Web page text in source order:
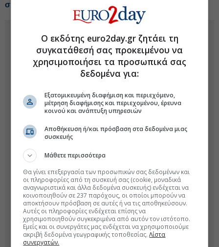
συνεδριάσεις
Ο εκδότης euro2day.gr ζητάει τη
συγκατάθεσή σας προκειμένου να
χρησιμοποιήσει τα προσωπικά σας
δεδομένα για:
Εξατομικευμένη διαφήμιση και περιεχόμενο,
μέτρηση διαφήμισης και περιεχομένου, έρευνα
κοινού και ανάπτυξη υπηρεσιών
Αποθήκευση ή/και πρόσβαση στα δεδομένα μιας
συσκευής
Μάθετε περισσότερα
Θα γίνει επεξεργασία των προσωπικών σας δεδομένων και
οι πληροφορίες από τη συσκευή σας (cookie, μοναδικά
αναγνωριστικά και άλλα δεδομένα συσκευής) ενδέχεται να
κοινοποιηθούν σε 237 παρόχους, οι οποίοι μπορούν να
αποκτήσουν πρόσβαση σε αυτές ή να τις αποθηκεύσουν.
Αυτές οι πληροφορίες ενδέχεται επίσης να
χρησιμοποιηθούν συγκεκριμένα από αυτόν τον ιστότοπο.
Εμείς και οι συνεργάτες μας ενδέχεται να χρησιμοποιούμε
ακριβή δεδομένα γεωγραφικής τοποθεσίας.Λίστα
συνεργατών.